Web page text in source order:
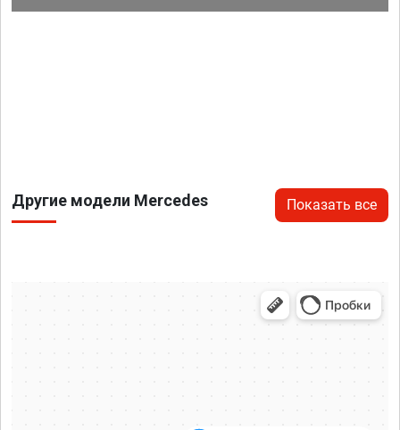
Другие модели Mercedes Показать все